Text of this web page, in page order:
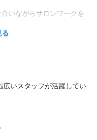
取って旅行したい！」な
います♪
日に5～15名ほど入客可能
…」という方にも、多く
」というスタッフは、オ
いながらサロンワークを
る
広いスタッフが活躍してい